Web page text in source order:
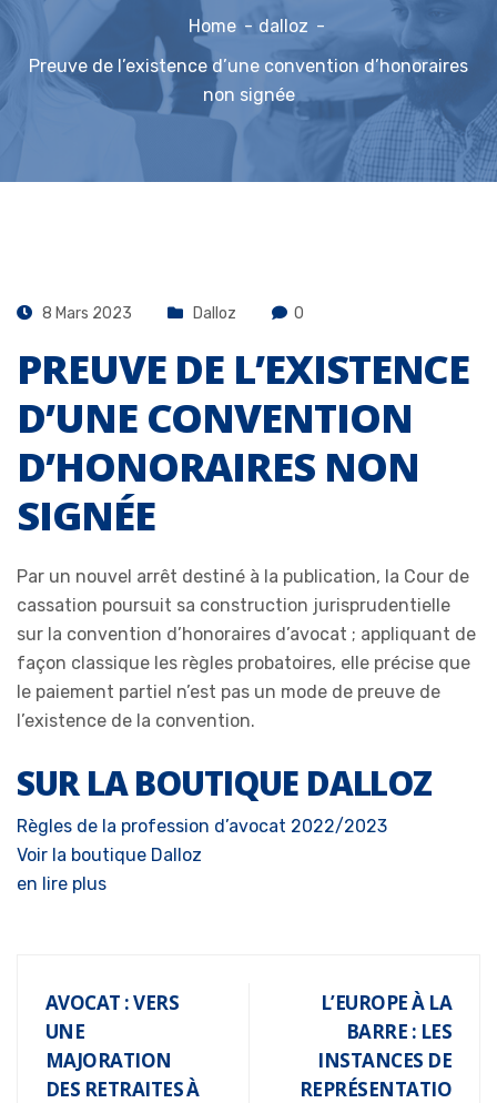
Home
dalloz
Preuve de l’existence d’une convention d’honoraires
non signée
8 Mars 2023 Dalloz 0
PREUVE DE L’EXISTENCE
D’UNE CONVENTION
D’HONORAIRES NON
SIGNÉE
Par un nouvel arrêt destiné à la publication, la Cour de
cassation poursuit sa construction jurisprudentielle
sur la convention d’honoraires d’avocat ; appliquant de
façon classique les règles probatoires, elle précise que
le paiement partiel n’est pas un mode de preuve de
l’existence de la convention.
SUR LA BOUTIQUE DALLOZ
Règles de la profession d’avocat 2022/2023
Voir la boutique Dalloz
en lire plus
AVOCAT : VERS
UNE
MAJORATION
DES RETRAITES À
L’EUROPE À LA
BARRE : LES
INSTANCES DE
REPRÉSENTATIO